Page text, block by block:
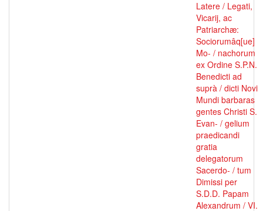
Latere / Legati,
Vicarij, ac
Patriarchæ:
Sociorumâq[ue]
Mo- / nachorum
ex Ordine S.P.N.
Benedicti ad
suprà / dicti Novi
Mundi barbaras
gentes Christi S.
Evan- / gelium
praedicandi
gratia
delegatorum
Sacerdo- / tum
Dimissi per
S.D.D. Papam
Alexandrum / VI.